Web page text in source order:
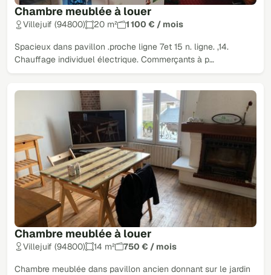
Chambre meublée à louer
Villejuif (94800) 20 m² 1 100 € / mois
Spacieux dans pavillon .proche ligne 7et 15 n. ligne. ,14.
Chauffage individuel électrique. Commerçants à p…
Chambre meublée à louer
Villejuif (94800) 14 m² 750 € / mois
Chambre meublée dans pavillon ancien donnant sur le jardin